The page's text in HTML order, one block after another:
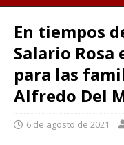
En tiempos
Salario Rosa
para las
Alfredo Del
6 de agosto de 2021